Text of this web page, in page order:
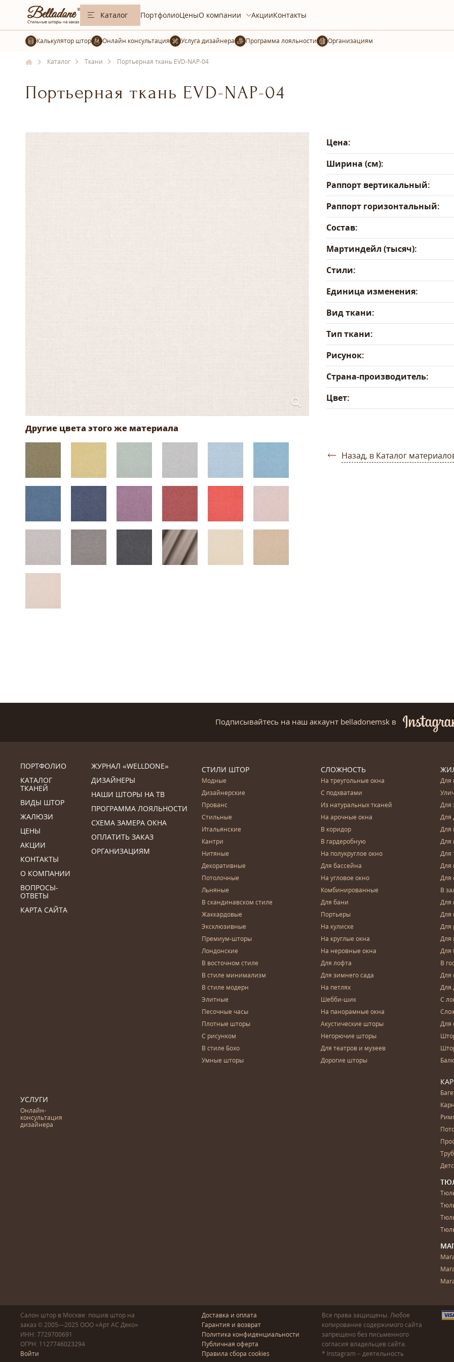
Каталог ПортфолиоЦеныО компании АкцииКонтакты
Калькулятор штор Услуга дизайнера Организациям
Каталог Ткани Портьерная ткань EVD-NAP-04
Портьерная ткань EVD-NAP-04
Цена:
Ширина (см):
Раппорт вертикальный:
Раппорт горизонтальный:
Состав:
Мартиндейл (тысяч):
Стили:
Единица изменения:
Вид ткани:
Тип ткани:
Рисунок:
Страна-производитель:
Цвет:
Назад, в Каталог
Подписывайтесь на наш аккаунт belladonemsk в
ПОРТФОЛИО
КАТАЛОГ
ТКАНЕЙ
ВИДЫ ШТОР
ЖАЛЮЗИ
ЦЕНЫ
АКЦИИ
КОНТАКТЫ
О КОМПАНИИ
ВОПРОСЫ-
ОТВЕТЫ
КАРТА САЙТА
ЖУРНАЛ «WELLDONE»
ДИЗАЙНЕРЫ
НАШИ ШТОРЫ НА ТВ
ПРОГРАММА ЛОЯЛЬНОСТИ
СХЕМА ЗАМЕРА ОКНА
ОПЛАТИТЬ ЗАКАЗ
ОРГАНИЗАЦИЯМ
УСЛУГИ
Онлайн-
консультация
дизайнера
СТИЛИ ШТОР
Модные
Дизайнерские
Прованс
Стильные
Итальянские
Кантри
Нитяные
Декоративные
Потолочные
Льняные
В скандинавском стиле
Жаккардовые
Эксклюзивные
Премиум-шторы
Лондонские
В восточном стиле
В стиле минимализм
В стиле модерн
Элитные
Песочные часы
Плотные шторы
С рисунком
В стиле Бохо
Умные шторы
СЛОЖНОСТЬ
На треугольные окна
С подхватами
Из натуральных тканей
На арочные окна
В коридор
В гардеробную
На полукруглое окно
Для бассейна
На угловое окно
Комбинированные
Для бани
Портьеры
На кулиске
На круглые окна
На неровные окна
Для лофта
Для зимнего сада
На петлях
Шебби-шик
На панорамные окна
Акустические шторы
Негорючие шторы
Для театров и музеев
Дорогие шторы
Для
Для
Для
Для
Для
Для
Для
Для
В
Для
Для
Для
Для
Для
В
Для
Для
С
Для
Салон штор в Москве: пошив штор на
заказ © 2005—2025 ООО «Арт АС Деко»
ИНН: 7729700691
ОГРН: 1127746023294
Войти
Доставка и оплата
Гарантия и возврат
Политика конфиденциальности
Публичная оферта
Правила сбора cookies
Все права защищены. Любое
копирование содержимого сайта
запрещено без письменного
согласия владельцев сайта.
* Instagram – деятельность